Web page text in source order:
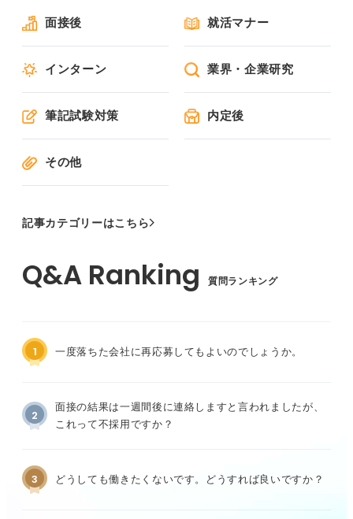
面接後 就活マナー
インターン 業界・企業研究
筆記試験対策 内定後
その他
記事カテゴリーはこちら
質問ランキング
1 一度落ちた会社に再応募してもよいのでしょうか。
2
面接の結果は一週間後に連絡しますと言われましたが、
これって不採用ですか？
3 どうしても働きたくないです。どうすれば良いですか？